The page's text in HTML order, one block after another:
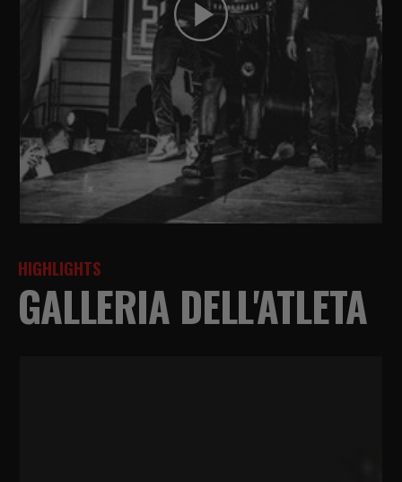
HIGHLIGHTS
GALLERIA DELL'ATLETA